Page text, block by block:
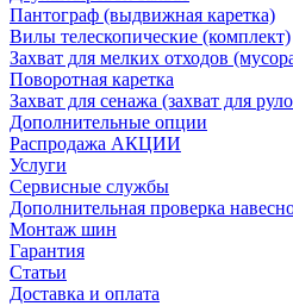
Пантограф (выдвижная каретка)
Вилы телескопические (комплект)
Захват для мелких отходов
Поворотная каретка
Захват для сенажа (захват для
Дополнительные опции
Распродажа АКЦИИ
Услуги
Сервисные службы
Дополнительная проверка
Монтаж шин
Гарантия
Статьи
Доставка и оплата